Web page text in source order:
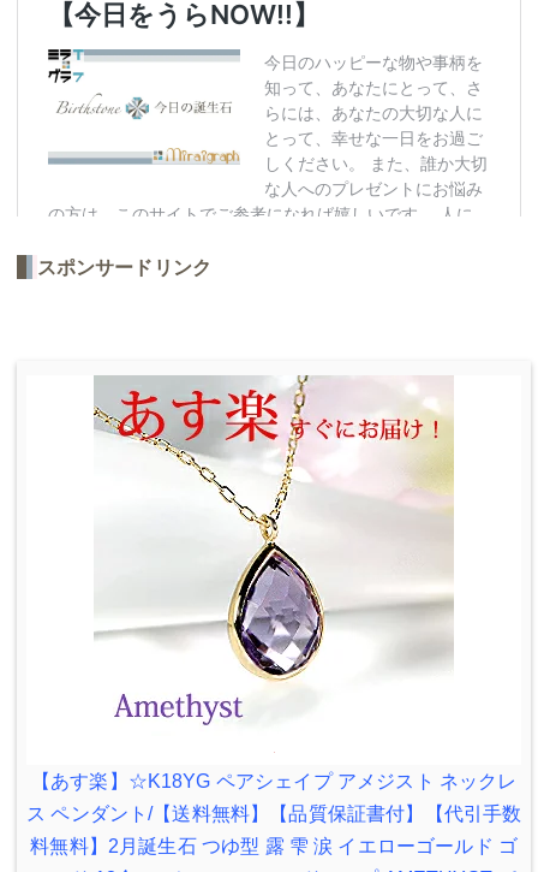
スポンサードリンク
【あす楽】☆K18YG ペアシェイプ アメジスト ネックレ
ス ペンダント/【送料無料】【品質保証書付】【代引手数
料無料】2月誕生石 つゆ型 露 雫 涙 イエローゴールド ゴ